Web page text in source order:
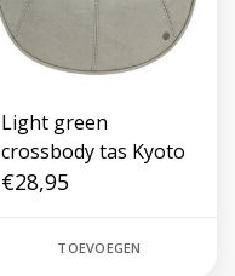
Light green
crossbody tas Kyoto
€28,95
TOEVOEGEN